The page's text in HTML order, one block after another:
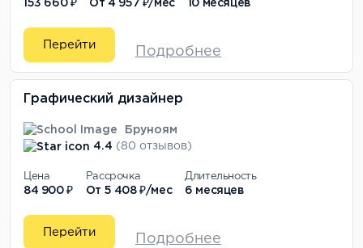
153 660 ₽ От 4 957 ₽/мес 10 месяцев
Перейти
Подробнее
Графический дизайнер
Бруноям
4.4 (80 отзывов)
Цена
84 900 ₽
Рассрочка
От 5 408 ₽/мес
Длительность
6 месяцев
Перейти
Подробнее